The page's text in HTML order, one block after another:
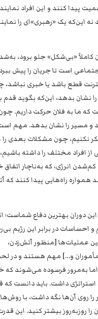
پیدا کنند و این افراد
این‌که یک «رهبری‌»ای را
کاملاً «بی‌شکل» جلو برود،
است تا جریان را پیش ببرد.
قطع باشد یا خبری نباشد،
نشان بدهد، این‌که بگوید
که ما به فلان حرکت داریم.
و مسیر را نشان بدهد. مهم
نکنیم، چون مشکلات بعدی را
افراد مختلف را داشته
انرژی، که به‌ناچار اتفاق
همواره راه‌هایی پیدا کنند که
دوران بهترین دفاع شماست؛
احساسات در برابر این رژیم
عملیات‌ها [منظور آتش‌زدن،
مأموران و…] مهم هستند و در
به‌مرور فرسوده می‌شوند که
داشت. باید دانست که
روی آن‌ها نگه داشت، با
روزبه‌روز بیشتر کنید. این